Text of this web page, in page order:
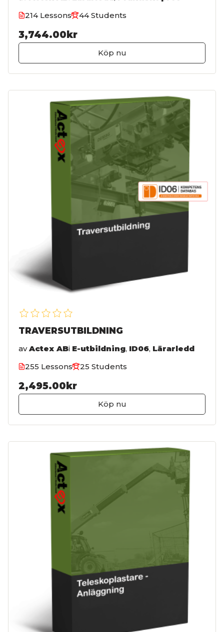
214 Lessons
44 Students
3,744.00kr
Köp nu
TRAVERSUTBILDNING
av Actex ABi E-utbildning, ID06, Lärarledd
255 Lessons
25 Students
2,495.00kr
Köp nu